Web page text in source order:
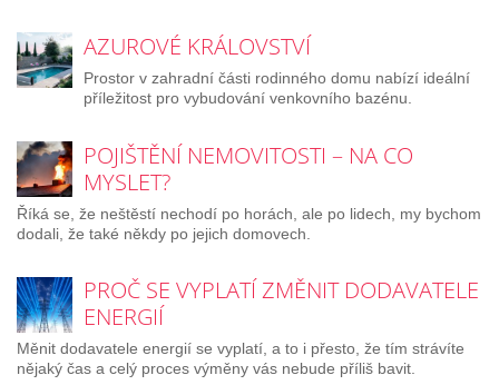
AZUROVÉ KRÁLOVSTVÍ
Prostor v zahradní části rodinného domu nabízí ideální
příležitost pro vybudování venkovního bazénu.
POJIŠTĚNÍ NEMOVITOSTI – NA CO
MYSLET?
Říká se, že neštěstí nechodí po horách, ale po lidech, my bychom
dodali, že také někdy po jejich domovech.
PROČ SE VYPLATÍ ZMĚNIT DODAVATELE
ENERGIÍ
Měnit dodavatele energií se vyplatí, a to i přesto, že tím strávíte
nějaký čas a celý proces výměny vás nebude příliš bavit.